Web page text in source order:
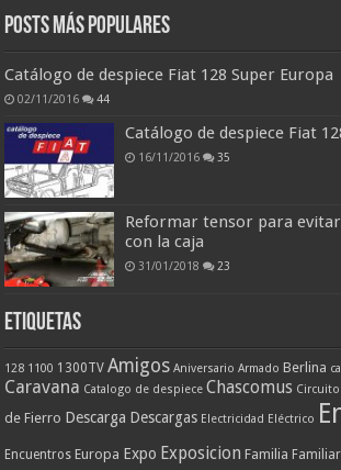
Posts más populares
Catálogo de despiece Fiat 128 Super Europa
02/11/2016 44
Catálogo de despiece Fiat
16/11/2016 35
Reformar tensor para
con la caja
31/01/2018 23
ETIQUETAS
128 1100 1300TV Amigos Aniversario Armado Berlina
Caravana Catalogo de despiece Chascomus Circuito
de Fierro Descarga Descargas Electricidad Eléctrico
Encuentros Europa Expo Exposicion Familia Familiar